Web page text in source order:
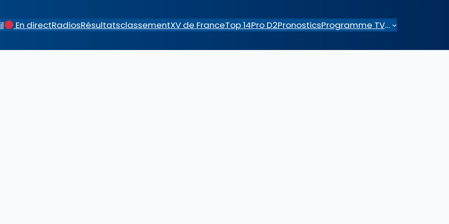
En directRadiosRésultatsclassementXV de FranceTop 14Pro D2PronosticsProgramme TV…